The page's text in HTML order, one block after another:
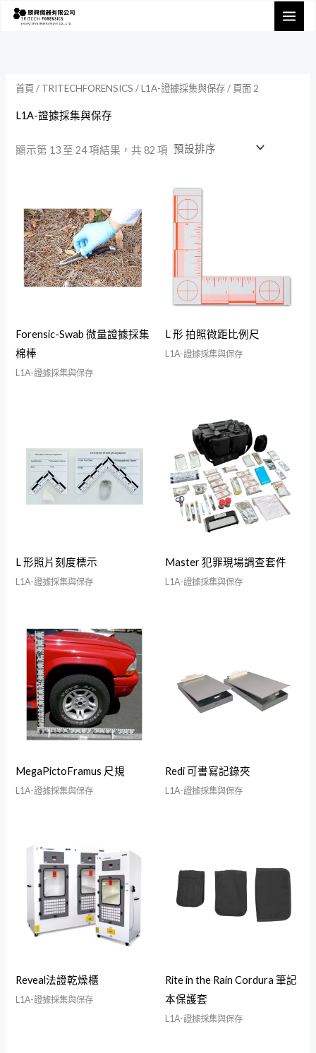
首頁/ TRITECHFORENSICS /L1A-證據採集與保存/ 頁面 2
L1A-證據採集與保存
顯示第 13 至 24 項結果，共 82 項
Forensic-Swab 微量證據採集
棉棒
L1A-證據採集與保存
L 形 拍照微距比例尺
L1A-證據採集與保存
L 形照片刻度標示
L1A-證據採集與保存
Master 犯罪現場調查套件
L1A-證據採集與保存
MegaPictoFramus 尺規
L1A-證據採集與保存
Redi 可書寫記錄夾
L1A-證據採集與保存
Reveal法證乾燥櫃
L1A-證據採集與保存
Rite in the Rain Cordura 筆記
本保護套
L1A-證據採集與保存